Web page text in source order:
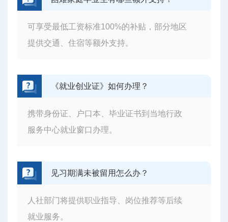
可享受最低工资标准100%的补贴，部分地区
提供交通、住宿等额外支持。
《就业创业证》如何办理？
携带身份证、户口本、毕业证书到当地行政
服务中心就业窗口办理。
见习期满未被留用怎么办？
人社部门将提供职业指导、岗位推荐等后续
就业服务。